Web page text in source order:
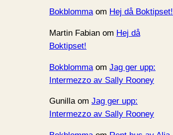
Bokblommaom Hej då Boktipset!
Martin Fabian om Hej då
Boktipset!
Bokblomma om Jag ger upp:
Intermezzo av Sally Rooney
Gunillaom Jag ger upp:
Intermezzo av Sally Rooney